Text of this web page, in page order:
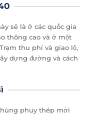
sẽ là ở các quốc gia
thông cao và ở một
thu phí và giao lộ,
dựng đường và cách
phuy thép mới